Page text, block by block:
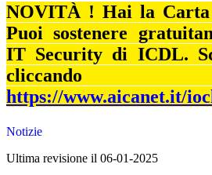
NOVITÀ ! Hai la Carta
Puoi sostenere
IT Security di ICDL.
https://www.aicanet.it/
Notizie
Ultima revisione il 06-01-2025